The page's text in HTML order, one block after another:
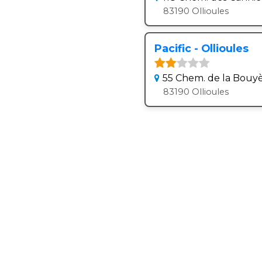
83190 Ollioules
Pacific - Ollioules
55 Chem. de la
83190 Ollioules